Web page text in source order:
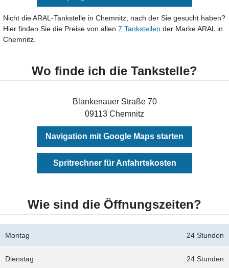
Nicht die ARAL-Tankstelle in Chemnitz, nach der Sie gesucht haben?
Hier finden Sie die Preise von allen 7 Tankstellen der Marke ARAL in
Chemnitz.
Wo finde ich die Tankstelle?
Blankenauer Straße 70
09113 Chemnitz
Navigation mit Google Maps starten
Spritrechner für Anfahrtskosten
Wie sind die Öffnungszeiten?
24 Stunden
Montag
24 Stunden
Dienstag